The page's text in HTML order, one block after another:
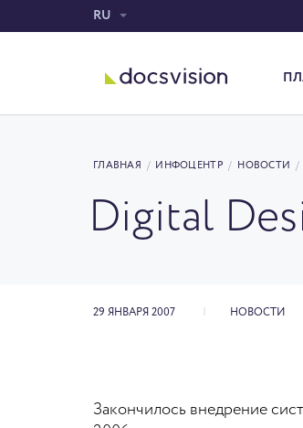
RU
ГЛАВНАЯ / ИНФОЦЕНТР / НОВОСТИ /
Digital
29 ЯНВАРЯ 2007 НОВОСТИ
Закончилось внедрение